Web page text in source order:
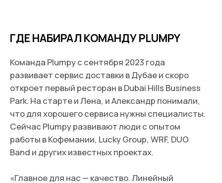
компании Kearney, Дубай укрепил свои
позиции, поднялся на четыре строки и теперь
Лучшими коучами Александр считает членов
команды, поставщиков, подрядчиков и гостей,
которые всегда дают полезную обратную связь:
«Самое главное — верить в свой продукт и
вставать на ноги после каждой ошибки. Не
существует волшебного универсального
сценария, таблетки или формулы успеха. Нужно
знакомств и видеть потенциал в окружающих